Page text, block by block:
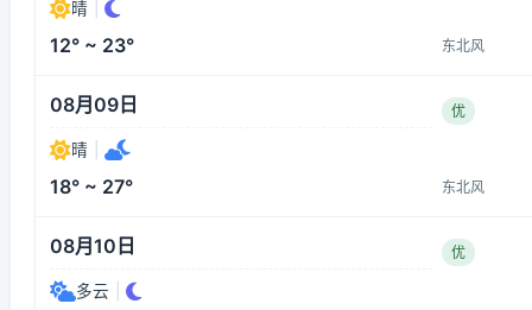
晴
12° ~ 23° 东北风
08月09日 优
晴
18° ~ 27° 东北风
08月10日 优
多云